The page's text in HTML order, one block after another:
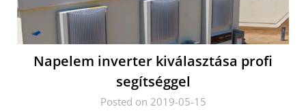
Napelem inverter kiválasztása profi
segítséggel
Posted on 2019-05-15